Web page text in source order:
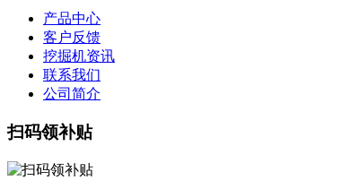
产品中心
客户反馈
挖掘机资讯
联系我们
公司简介
扫码领补贴